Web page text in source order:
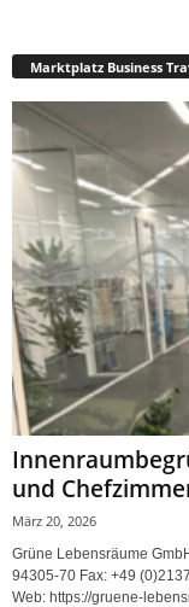
Marktplatz Business
und
März 20, 2026
Grüne Lebensräume
94305-70 Fax: +49
Web: https://gruene-